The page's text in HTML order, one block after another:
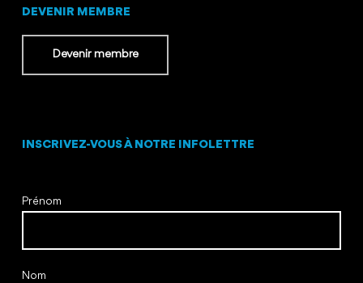
DEVENIR MEMBRE
Devenir membre
INSCRIVEZ-VOUS À NOTRE INFOLETTRE
Prénom
Nom